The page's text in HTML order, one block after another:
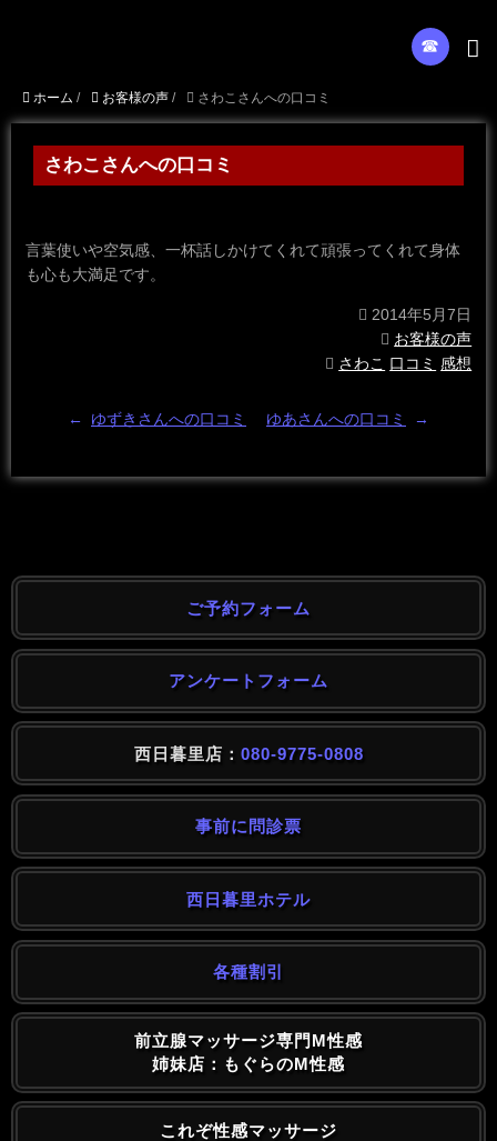
☎︎
ホーム / お客様の声 / さわこさんへの口コミ
さわこさんへの口コミ
言葉使いや空気感、一杯話しかけてくれて頑張ってくれて身体
も心も大満足です。
2014年5月7日
お客様の声
さわこ 口コミ 感想
← ゆずきさんへの口コミ ゆあさんへの口コミ →
ご予約フォーム
アンケートフォーム
西日暮里店： 080-9775-0808
事前に問診票
西日暮里ホテル
各種割引
前立腺マッサージ専門M性感
姉妹店：もぐらのM性感
これぞ性感マッサージ